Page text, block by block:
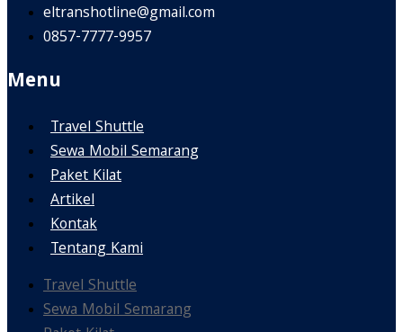
eltranshotline@gmail.com
0857-7777-9957
Menu
Travel Shuttle
Sewa Mobil Semarang
Paket Kilat
Artikel
Kontak
Tentang Kami
Travel Shuttle
Sewa Mobil Semarang